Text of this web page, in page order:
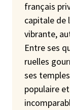
français
capitale de
vibrante,
Entre ses
ruelles
ses
populaire